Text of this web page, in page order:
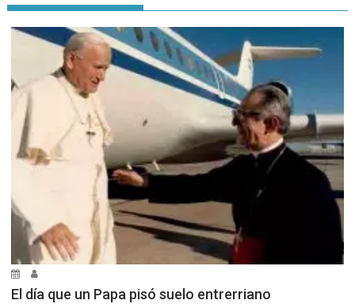
El día que un Papa pisó suelo entrerriano